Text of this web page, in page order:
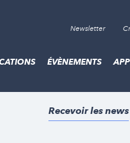
Newsletter
ÉVÈNEMENTS
Recevoir les news